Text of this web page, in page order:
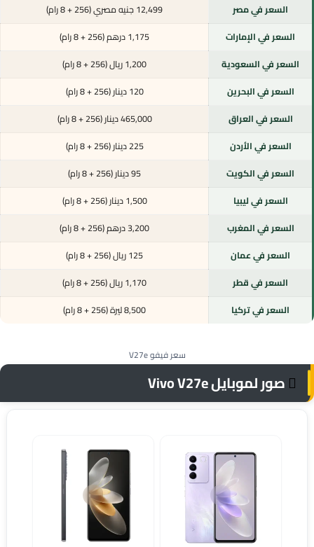
السعر في مصر
12,499 جنيه مصري (256 + 8 رام)
السعر في الإمارات
1,175 درهم (256 + 8 رام)
السعر في السعودية
1,200 ريال (256 + 8 رام)
السعر في البحرين
120 دينار (256 + 8 رام)
السعر في العراق
465,000 دينار (256 + 8 رام)
السعر في الأردن
225 دينار (256 + 8 رام)
السعر في الكويت
95 دينار (256 + 8 رام)
السعر في ليبيا
1,500 دينار (256 + 8 رام)
السعر في المغرب
3,200 درهم (256 + 8 رام)
السعر في عمان
125 ريال (256 + 8 رام)
السعر في قطر
1,170 ريال (256 + 8 رام)
السعر في تركيا
8,500 ليرة (256 + 8 رام)
سعر فيفو V27e
صور لموبايل Vivo V27e